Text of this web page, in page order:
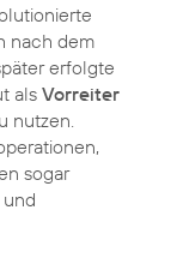
nach dem
erfolgte
als Vorreiter
nutzen.
sogar